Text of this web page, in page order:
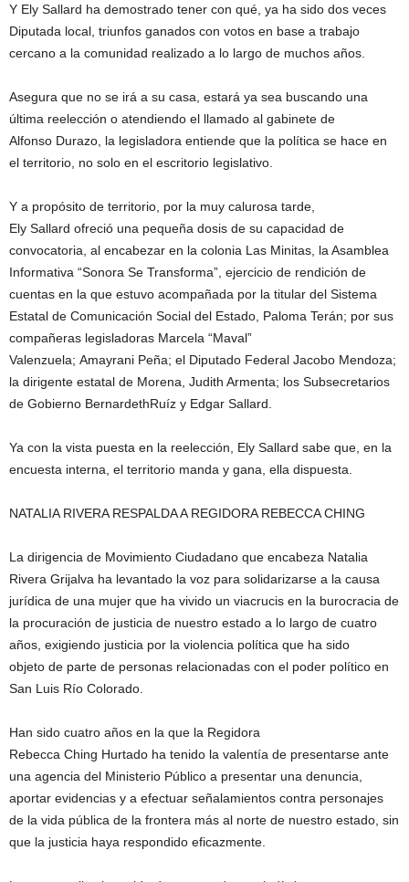
Y Ely Sallard ha demostrado tener con qué, ya ha sido dos veces
Diputada local, triunfos ganados con votos en base a trabajo
cercano a la comunidad realizado a lo largo de muchos años.
Asegura que no se irá a su casa, estará ya sea buscando una
última reelección o atendiendo el llamado al gabinete de
Alfonso Durazo, la legisladora entiende que la política se hace en
el territorio, no solo en el escritorio legislativo.
Y a propósito de territorio, por la muy calurosa tarde,
Ely Sallard ofreció una pequeña dosis de su capacidad de
convocatoria, al encabezar en la colonia Las Minitas, la Asamblea
Informativa “Sonora Se Transforma”, ejercicio de rendición de
cuentas en la que estuvo acompañada por la titular del Sistema
Estatal de Comunicación Social del Estado, Paloma Terán; por sus
compañeras legisladoras Marcela “Maval”
Valenzuela; Amayrani Peña; el Diputado Federal Jacobo Mendoza;
la dirigente estatal de Morena, Judith Armenta; los Subsecretarios
de Gobierno BernardethRuíz y Edgar Sallard.
Ya con la vista puesta en la reelección, Ely Sallard sabe que, en la
encuesta interna, el territorio manda y gana, ella dispuesta.
NATALIA RIVERA RESPALDA A REGIDORA REBECCA CHING
La dirigencia de Movimiento Ciudadano que encabeza Natalia
Rivera Grijalva ha levantado la voz para solidarizarse a la causa
jurídica de una mujer que ha vivido un viacrucis en la burocracia de
la procuración de justicia de nuestro estado a lo largo de cuatro
años, exigiendo justicia por la violencia política que ha sido
objeto de parte de personas relacionadas con el poder político en
San Luis Río Colorado.
Han sido cuatro años en la que la Regidora
Rebecca Ching Hurtado ha tenido la valentía de presentarse ante
una agencia del Ministerio Público a presentar una denuncia,
aportar evidencias y a efectuar señalamientos contra personajes
de la vida pública de la frontera más al norte de nuestro estado, sin
que la justicia haya respondido eficazmente.